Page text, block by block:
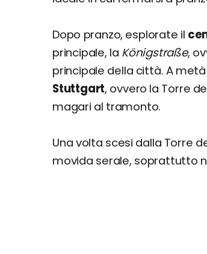
Dopo pranzo, esplorate il
principale, la Königstraße,
principale della città. A
Stuttgart, ovvero la Torre
magari al tramonto.
Una volta scesi dalla Torre
movida serale, soprattutto